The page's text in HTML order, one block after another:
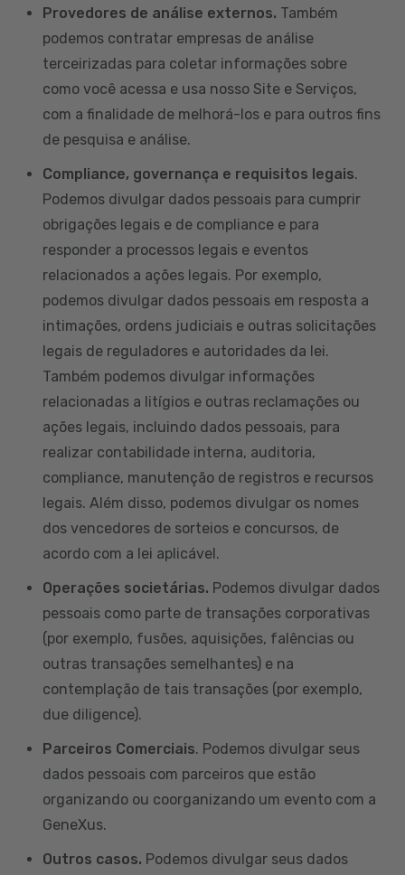
Provedores de análise externos. Também
podemos contratar empresas de análise
terceirizadas para coletar informações sobre
como você acessa e usa nosso Site e Serviços,
com a finalidade de melhorá-los e para outros fins
de pesquisa e análise.
Compliance, governança e requisitos legais.
Podemos divulgar dados pessoais para cumprir
obrigações legais e de compliance e para
responder a processos legais e eventos
relacionados a ações legais. Por exemplo,
podemos divulgar dados pessoais em resposta a
intimações, ordens judiciais e outras solicitações
legais de reguladores e autoridades da lei.
Também podemos divulgar informações
relacionadas a litígios e outras reclamações ou
ações legais, incluindo dados pessoais, para
realizar contabilidade interna, auditoria,
compliance, manutenção de registros e recursos
legais. Além disso, podemos divulgar os nomes
dos vencedores de sorteios e concursos, de
acordo com a lei aplicável.
Operações societárias. Podemos divulgar dados
pessoais como parte de transações corporativas
(por exemplo, fusões, aquisições, falências ou
outras transações semelhantes) e na
contemplação de tais transações (por exemplo,
due diligence).
Parceiros Comerciais. Podemos divulgar seus
dados pessoais com parceiros que estão
organizando ou coorganizando um evento com a
GeneXus.
Outros casos. Podemos divulgar seus dados